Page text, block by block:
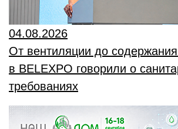
04.08.2026
От вентиляции до
в BELEXPO говорили о
требованиях